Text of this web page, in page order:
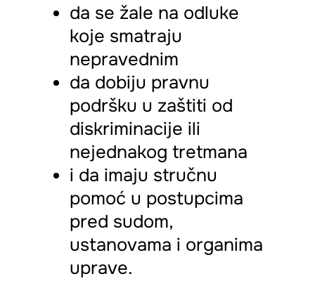
da se žale na odluke
koje smatraju
nepravednim
da dobiju pravnu
podršku u zaštiti od
diskriminacije ili
nejednakog tretmana
i da imaju stručnu
pomoć u postupcima
pred sudom,
ustanovama i organima
uprave.